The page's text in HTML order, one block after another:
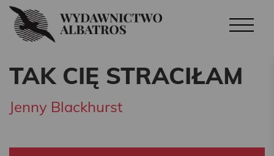
TAK CIĘ STRACIŁAM
Jenny Blackhurst